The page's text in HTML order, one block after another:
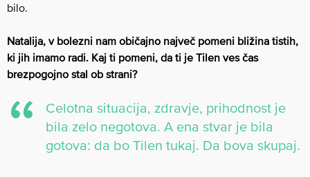
bilo.
Natalija, v bolezni nam običajno največ pomeni bližina tistih,
ki jih imamo radi. Kaj ti pomeni, da ti je Tilen ves čas
brezpogojno stal ob strani?
Celotna situacija, zdravje, prihodnost je
bila zelo negotova. A ena stvar je bila
gotova: da bo Tilen tukaj. Da bova skupaj.